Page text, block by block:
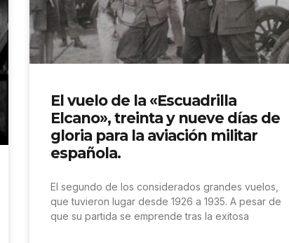
El vuelo de la «Escuadrilla
Elcano», treinta y nueve días de
gloria para la aviación militar
española.
El segundo de los considerados grandes vuelos,
que tuvieron lugar desde 1926 a 1935. A pesar de
que su partida se emprende tras la exitosa